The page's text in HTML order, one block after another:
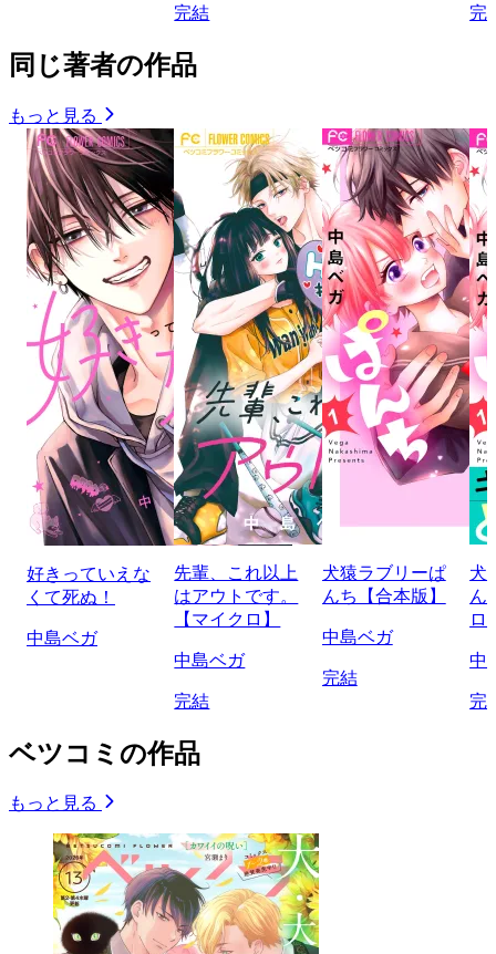
完結 完
同じ著者の作品
もっと見る
好きっていえな
くて死ぬ！
中島ベガ
先輩、これ以上
はアウトです。
【マイクロ】
中島ベガ
完結
犬猿ラブリーぱ
んち【合本版】
中島ベガ
完結
犬
ん
ロ
中
完
ベツコミの作品
もっと見る